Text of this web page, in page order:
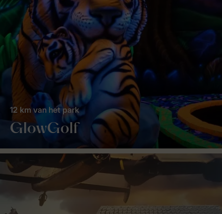
GlowGolf
12 km van het park